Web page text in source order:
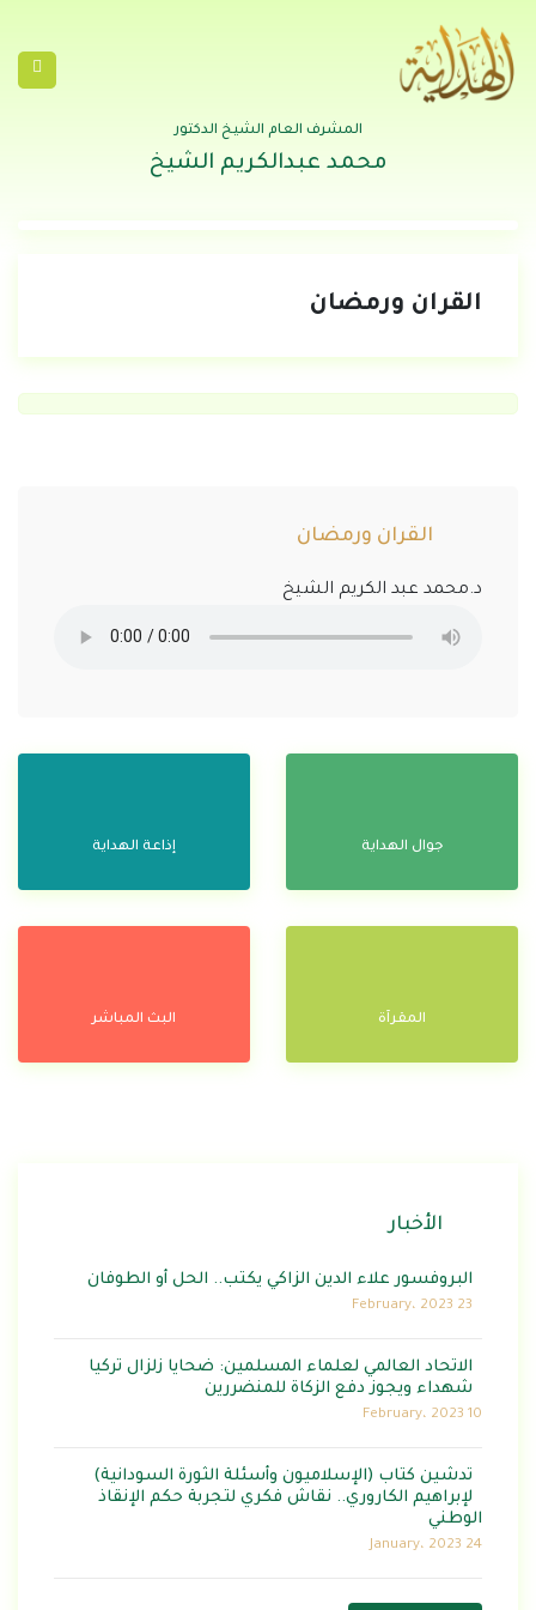
المشرف العام الشيخ الدكتور
محمد عبدالكريم الشيخ
القران ورمضان
القران ورمضان
د.محمد عبد الكريم الشيخ
جوال الهداية إذاعة الهداية
المقرآة البث المباشر
الأخبار
البروفسور علاء الدين الزاكي يكتب.. الحل أو الطوفان
23 February، 2023
الاتحاد العالمي لعلماء المسلمين: ضحايا زلزال تركيا
شهداء ويجوز دفع الزكاة للمنضررين
10 February، 2023
تدشين كتاب (الإسلاميون وأسئلة الثورة السودانية)
لإبراهيم الكاروري.. نقاش فكري لتجربة حكم الإنقاذ
الوطني
24 January، 2023